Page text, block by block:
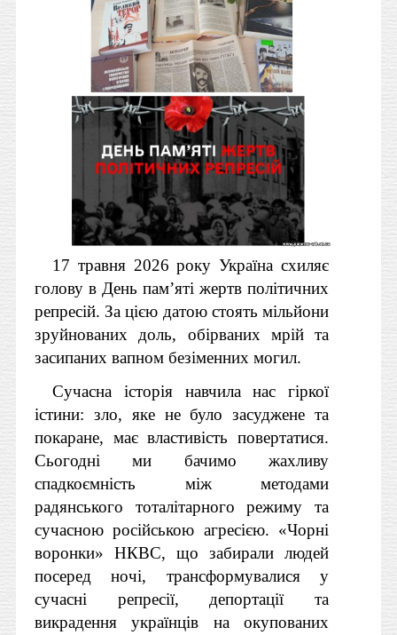
17 травня 2026 року Україна схиляє
голову в День пам’яті жертв політичних
репресій. За цією датою стоять мільйони
зруйнованих доль, обірваних мрій та
засипаних вапном безіменних могил.
Сучасна історія навчила нас гіркої
істини: зло, яке не було засуджене та
покаране, має властивість повертатися.
Сьогодні ми бачимо жахливу
спадкоємність між методами
радянського тоталітарного режиму та
сучасною російською агресією. «Чорні
воронки» НКВС, що забирали людей
посеред ночі, трансформувалися у
сучасні репресії, депортації та
викрадення українців на окупованих